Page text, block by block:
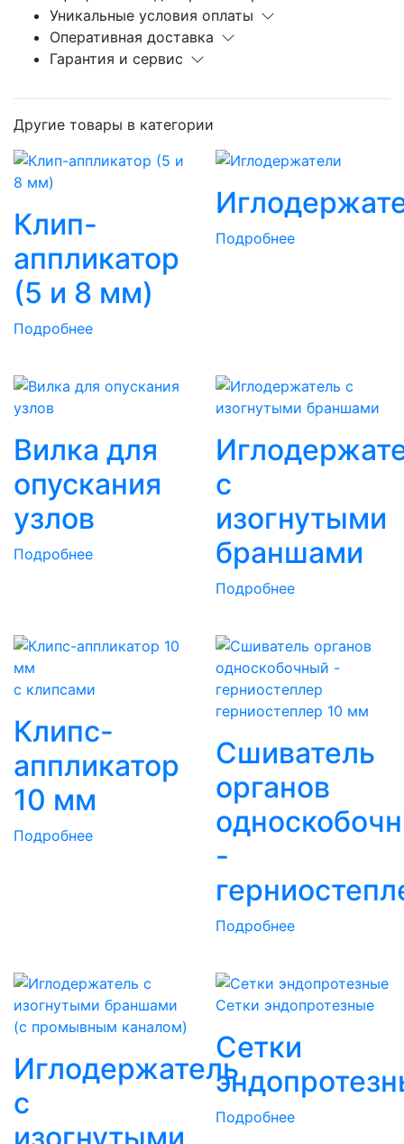
Уникальные условия оплаты
Оперативная доставка
Гарантия и сервис
Другие товары в категории
Клип-
аппликатор
(5 и 8 мм)
Подробнее
Подробнее
Вилка для
опускания
узлов
Подробнее
с
изогнутыми
браншами
Подробнее
с клипсами
Клипс-
аппликатор
10 мм
Подробнее
герниостеплер 10 мм
Сшиватель
органов
-
Подробнее
Иглодержатель
с
изогнутыми
Сетки эндопротезные
Сетки
Подробнее